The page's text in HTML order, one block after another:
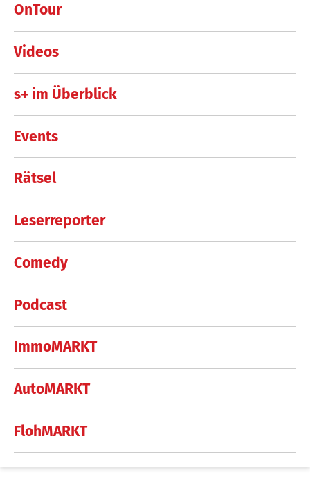
OnTour
Videos
s+ im Überblick
Events
Rätsel
Leserreporter
Comedy
Podcast
ImmoMARKT
AutoMARKT
FlohMARKT